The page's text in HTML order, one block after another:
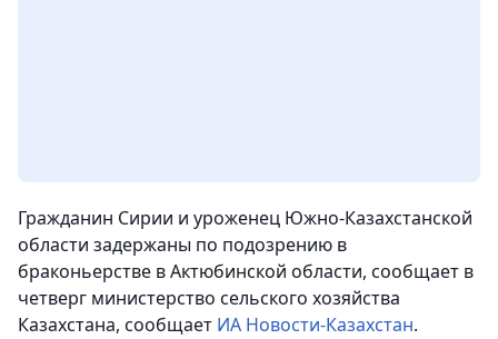
Гражданин Сирии и уроженец Южно-Казахстанской
области задержаны по подозрению в
браконьерстве в Актюбинской области, сообщает в
четверг министерство сельского хозяйства
Казахстана, сообщает ИА Новости-Казахстан.